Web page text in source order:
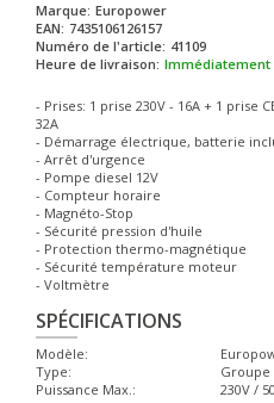
Marque: Europower
EAN: 7435106126157
Numéro de l'article: 41109
Heure de livraison: Immédiatement
- Prises: 1 prise 230V - 16A + 1 prise
32A
- Démarrage électrique, batterie
- Arrêt d'urgence
- Pompe diesel 12V
- Compteur horaire
- Magnéto-Stop
- Sécurité pression d'huile
- Protection thermo-magnétique
- Sécurité température moteur
- Voltmètre
SPÉCIFICATIONS
Modèle:
Type:
Groupe
Puissance Max.:
230V /